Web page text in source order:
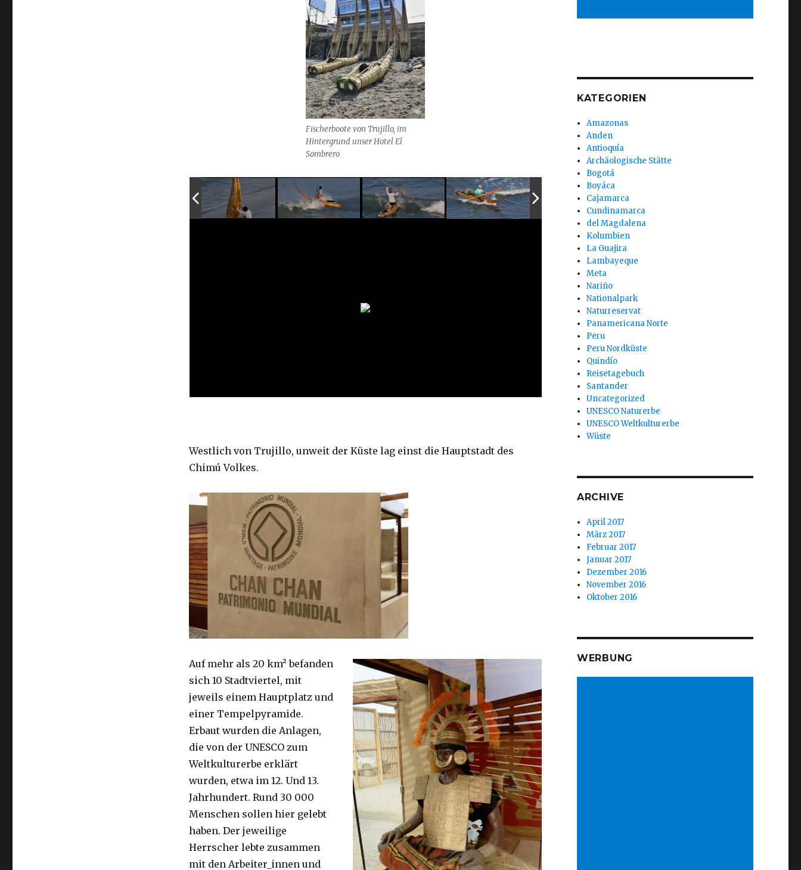
Fischerboote von Trujillo, im
Hintergrund unser Hotel El
Sombrero
Westlich von Trujillo, unweit der Küste lag einst die Hauptstadt des
Chimú Volkes.
Auf mehr als 20 km² befanden
sich 10 Stadtviertel, mit
jeweils einem Hauptplatz und
einer Tempelpyramide.
Erbaut wurden die Anlagen,
die von der UNESCO zum
Weltkulturerbe erklärt
wurden, etwa im 12. Und 13.
Jahrhundert. Rund 30 000
Menschen sollen hier gelebt
haben. Der jeweilige
Herrscher lebte zusammen
mit den Arbeiter_innen und
KATEGORIEN
Amazonas
Anden
Antioquía
Archäologische Stätte
Bogotá
Boyáca
Cajamarca
Cundinamarca
del Magdalena
Kolumbien
La Guajira
Lambayeque
Meta
Nariño
Nationalpark
Naturreservat
Panamericana Norte
Peru
Peru Nordküste
Quindío
Reisetagebuch
Santander
Uncategorized
UNESCO Naturerbe
UNESCO Weltkulturerbe
Wüste
ARCHIVE
April 2017
März 2017
Februar 2017
Januar 2017
Dezember 2016
November 2016
Oktober 2016
WERBUNG